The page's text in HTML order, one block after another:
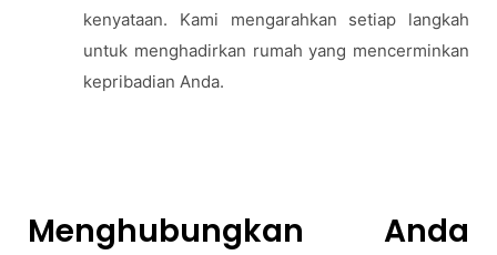
kenyataan. Kami mengarahkan setiap langkah
untuk menghadirkan rumah yang mencerminkan
kepribadian Anda.
Menghubungkan Anda